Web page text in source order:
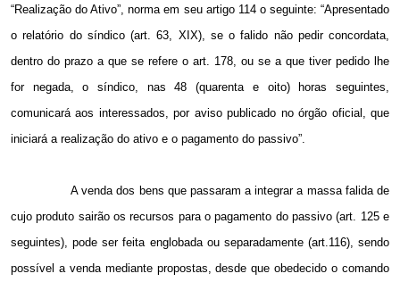
“Realização do Ativo”, norma em seu artigo 114 o seguinte: “Apresentado
o relatório do síndico (art. 63, XIX), se o falido não pedir concordata,
dentro do prazo a que se refere o art. 178, ou se a que tiver pedido lhe
for negada, o síndico, nas 48 (quarenta e oito) horas seguintes,
comunicará aos interessados, por aviso publicado no órgão oficial, que
iniciará a realização do ativo e o pagamento do passivo”.
A venda dos bens que passaram a integrar a massa falida de
cujo produto sairão os recursos para o pagamento do passivo (art. 125 e
seguintes), pode ser feita englobada ou separadamente (art.116), sendo
possível a venda mediante propostas, desde que obedecido o comando